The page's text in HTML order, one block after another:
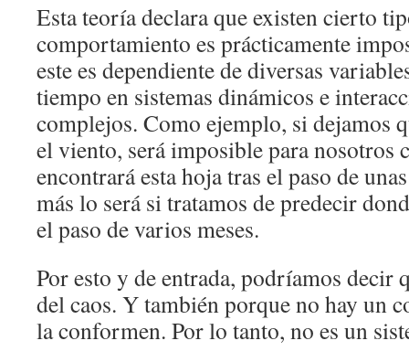
Esta teoría declara que existen cierto
comportamiento es prácticamente
este es dependiente de diversas
tiempo en sistemas dinámicos e
complejos. Como ejemplo, si dejamos
el viento, será imposible para nosotros
encontrará esta hoja tras el paso de
más lo será si tratamos de predecir
el paso de varios meses.
Por esto y de entrada, podríamos decir
del caos. Y también porque no hay un
la conformen. Por lo tanto, no es un